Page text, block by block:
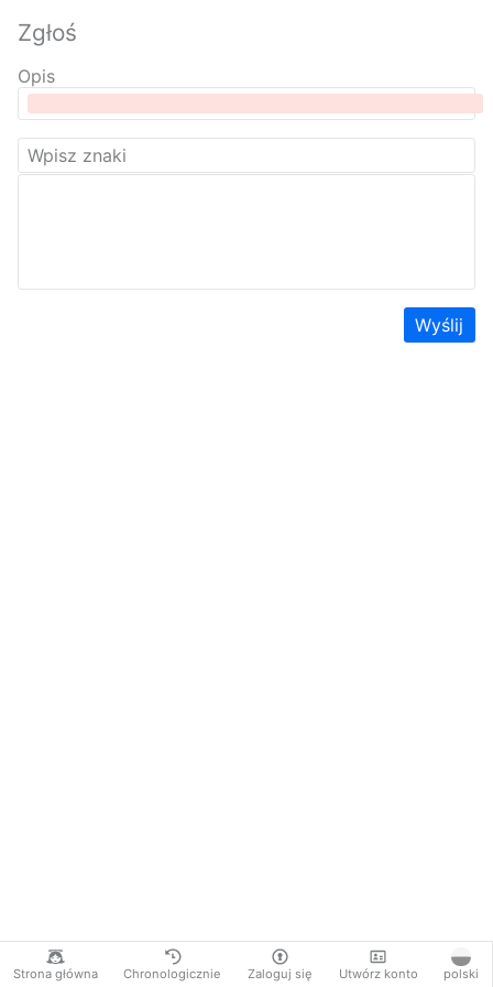
Strona główna Chronologicznie Zaloguj się Utwórz konto polski
Zgłoś
Opis
Wyślij